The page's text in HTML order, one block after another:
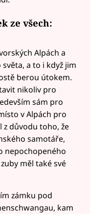
ze všech:
Alpách a
a to i když jim
berou útokem.
nikoliv pro
sám pro
v Alpách pro
z důvodu toho, že
samotáře,
nepochopeného
měl také své
zámku pod
kam